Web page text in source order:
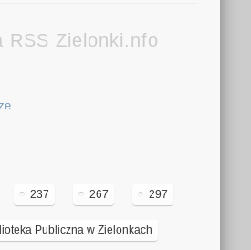
RSS Zielonki.nfo
237 267 297
Publiczna w Zielonkach